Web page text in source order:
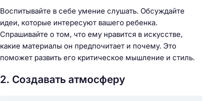
Воспитывайте в себе умение слушать. Обсуждайте
идеи, которые интересуют вашего ребенка.
Спрашивайте о том, что ему нравится в искусстве,
какие материалы он предпочитает и почему. Это
поможет развить его критическое мышление и стиль.
2. Создавать атмосферу